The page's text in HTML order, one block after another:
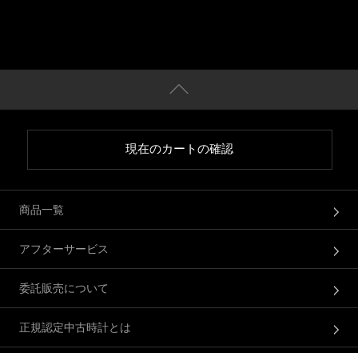
現在のカートの確認
商品一覧
アフターサービス
委託販売について
正規認定中古時計とは